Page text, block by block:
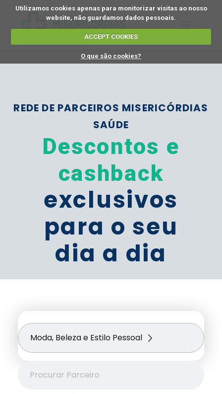
Utilizamos cookies apenas para monitorizar visitas ao nosso
website, não guardamos dados pessoais.
ACCEPT COOKIES
O que são cookies?
REDE DE PARCEIROS MISERICÓRDIAS
SAÚDE
Descontos e
cashback
exclusivos
para o seu
dia a dia
Moda, Beleza e Estilo Pessoal